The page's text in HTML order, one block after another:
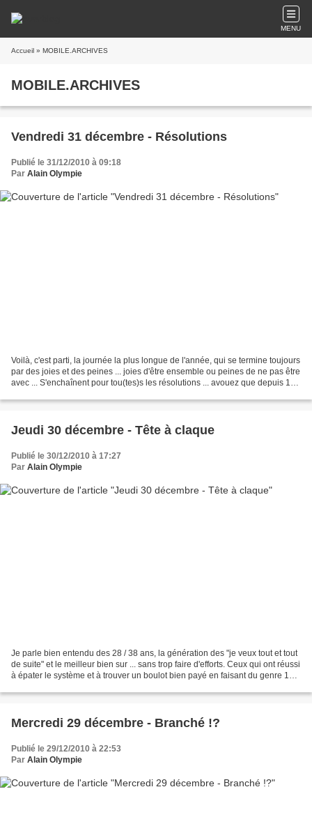
MENU
Accueil » MOBILE.ARCHIVES
MOBILE.ARCHIVES
Vendredi 31 décembre - Résolutions
Publié le 31/12/2010 à 09:18
Par Alain Olympie
Voilà, c'est parti, la journée la plus longue de l'année, qui se termine toujours
par des joies et des peines ... joies d'être ensemble ou peines de ne pas être
avec ... S'enchaînent pour tou(tes)s les résolutions ... avouez que depuis 15
Jeudi 30 décembre - Tête à claque
Publié le 30/12/2010 à 17:27
Par Alain Olympie
Je parle bien entendu des 28 / 38 ans, la génération des "je veux tout et tout
de suite" et le meilleur bien sur ... sans trop faire d'efforts. Ceux qui ont réussi
à épater le système et à trouver un boulot bien payé en faisant du genre 15
Mercredi 29 décembre - Branché !?
Publié le 29/12/2010 à 22:53
Par Alain Olympie